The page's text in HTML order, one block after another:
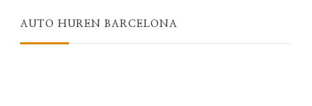
AUTO HUREN BARCELONA